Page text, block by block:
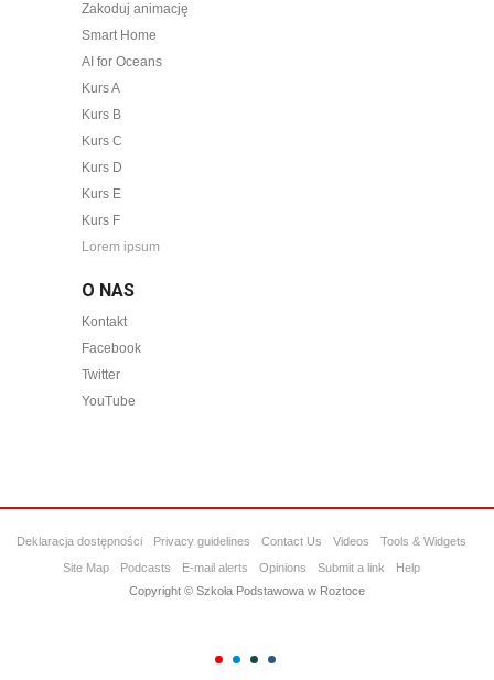
Zakoduj animację
Smart Home
AI for Oceans
Kurs A
Kurs B
Kurs C
Kurs D
Kurs E
Kurs F
Lorem ipsum
O NAS
Kontakt
Facebook
Twitter
YouTube
Deklaracja dostępności Privacy guidelines Contact Us Videos
Tools & Widgets
Site Map
Podcasts E-mail alerts Opinions Submit a link
Help
Copyright © Szkoła Podstawowa w Roztoce